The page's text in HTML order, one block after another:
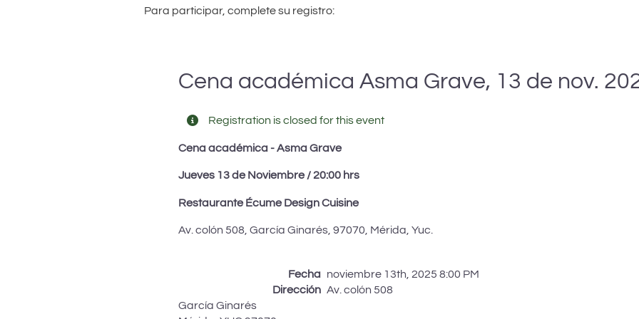
Para participar, complete su registro:
Cena académica Asma Grave, 13 de nov.
Registration is closed for this event
Cena académica - Asma Grave
Jueves 13 de Noviembre / 20:00 hrs
Restaurante Écume Design Cuisine
Av. colón 508, García Ginarés, 97070, Mérida, Yuc.
Fecha noviembre 13th, 2025 8:00 PM
Dirección Av. colón 508
García Ginarés